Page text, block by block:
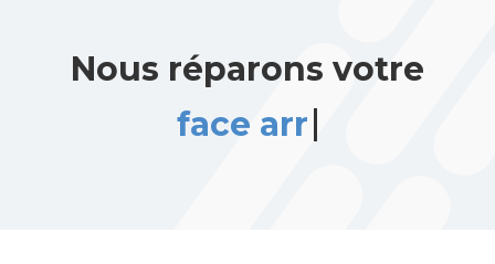
Nous réparons votre
face arrière